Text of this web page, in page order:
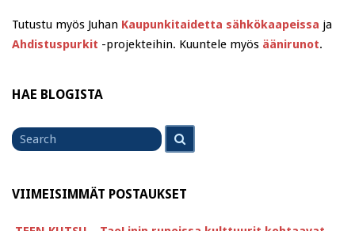
Tutustu myös Juhan Kaupunkitaidetta sähkökaapeissa ja
Ahdistuspurkit -projekteihin. Kuuntele myös äänirunot.
HAE BLOGISTA
for
VIIMEISIMMÄT POSTAUKSET